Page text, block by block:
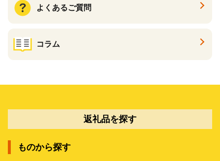
よくあるご質問
コラム
返礼品を探す
ものから探す